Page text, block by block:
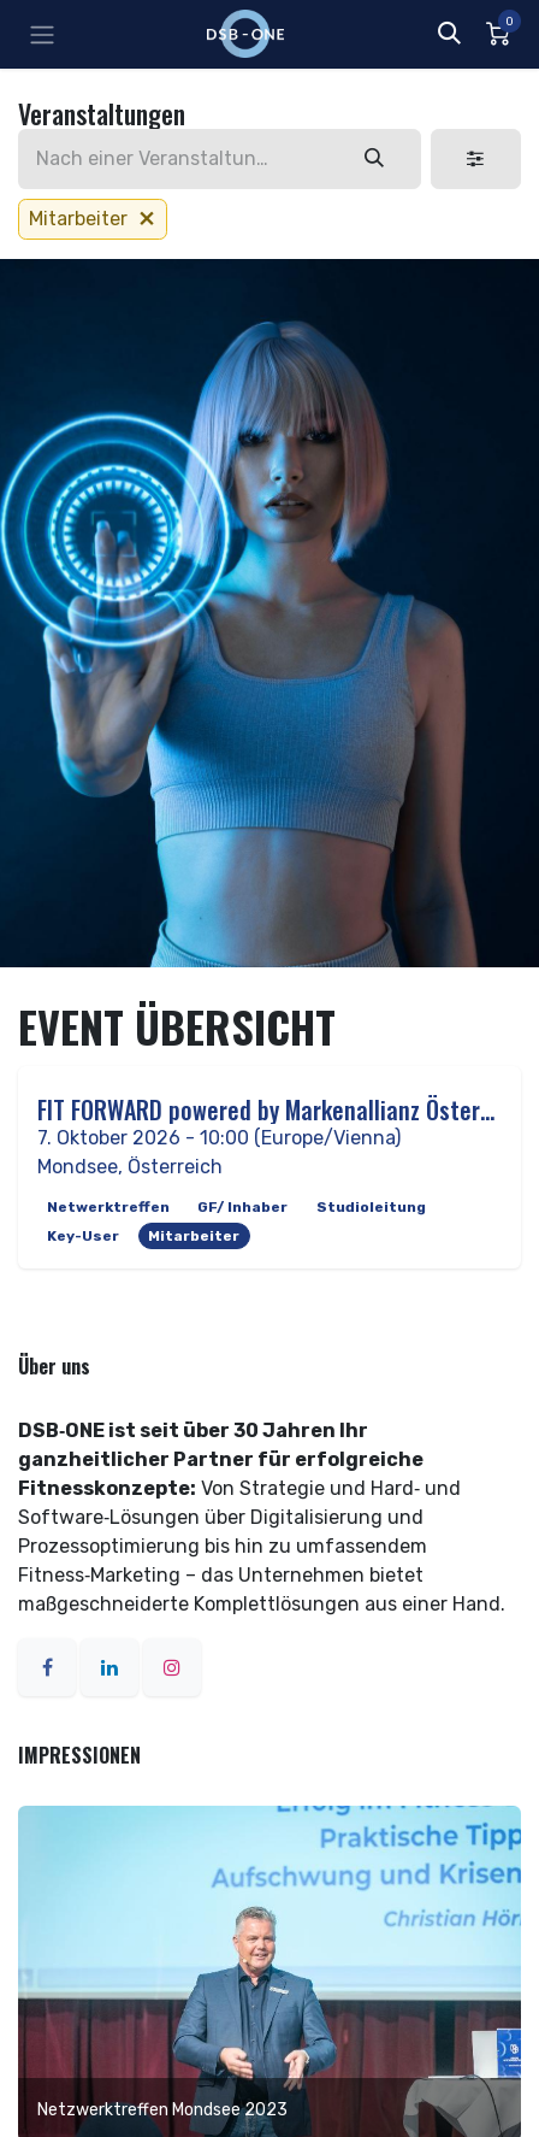
0
Veranstaltungen
Mitarbeiter
EVENT ÜBERSICHT
OKTFIT FORWARD powered by Markenallianz Österreich
7. Oktober 2026 - 10:00 (Europe/Vienna)
Mondsee, Österreich
Netwerktreffen GF/ Inhaber
Studioleitung
Key-User
Mitarbeiter
Über uns
DSB‑ONE ist seit über 30 Jahren Ihr
ganzheitlicher Partner für erfolgreiche
Fitnesskonzepte: Von Strategie und Hard‑ und
Software‑Lösungen über Digitalisierung und
Prozessoptimierung bis hin zu umfassendem
Fitness‑Marketing – das Unternehmen bietet
maßgeschneiderte Komplettlösungen aus einer Hand.
IMPRESSIONEN
Netzwerktreffen Mondsee 2023